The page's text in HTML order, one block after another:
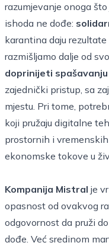
razumjevanje onoga
ishoda ne dođe:
karantina daju
razmišljamo dalje od
doprinijeti
zajednički pristup, sa
mjestu. Pri tome,
koji pružaju digitalne
prostornih i
ekonomske tokove u
Kompanija Mistral je
opasnost od ovakvog
odgovornost da pruži
dođe. Već sredinom